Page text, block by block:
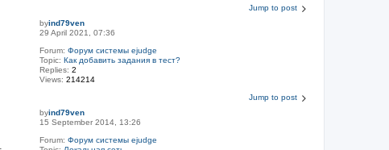
Jump to post
byind79ven
29 April 2021, 07:36
Forum:Форум системы ejudge
Topic:Как добавить задания в тест?
Replies:2
Views:214214
Jump to post
byind79ven
15 September 2014, 13:26
Forum:Форум системы ejudge